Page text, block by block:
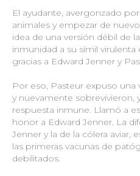
El ayudante, avergonzado
animales y empezar de
idea de una versión débil de
inmunidad a su símil virulenta
gracias a Edward Jenner y
Por eso, Pasteur expuso una
y nuevamente sobrevivieron,
respuesta inmune. Llamó a
honor a Edward Jenner. La
Jenner y la de la cólera aviar,
las primeras vacunas de
debilitados.